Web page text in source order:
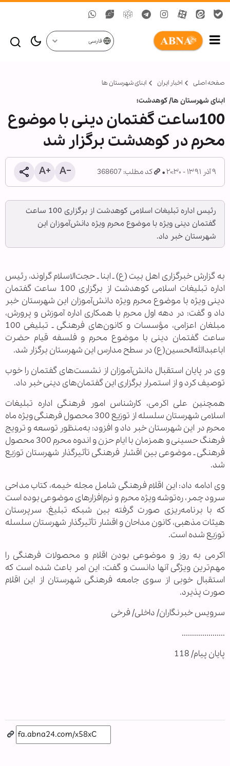
فارسی
صفحه اصلی اخبار ایران ابنای شهرستان ها
ابنای شهرستان ها/ کوهدشت؛
100ساعت گفتمان دينی با موضوع
محرم در كوهدشت برگزار شد
۹ آذر ۱۳۹۱ - ۲۰:۳۰ کد مطلب: 368607
رئيس اداره تبليغات اسلامی كوهدشت از برگزاری 100 ساعت
گفتمان دينی ویژه با موضوع محرم ويژه دانش‌آموزان اين
شهرستان خبر داد.
به گزارش خبرگزاری اهل بیت (ع) ـ ابنا ـ حجت‌الاسلام گراوند، رئيس
اداره تبليغات اسلامی كوهدشت از برگزاری 100 ساعت گفتمان
دينی ويژه با موضوع محرم ويژه دانش‌آموزان اين شهرستان خبر
داد و گفت: در دهه اول محرم با همكاری اداره آموزش و پرورش،
مبلغان اعزامی، مؤسسات و كانون‌های فرهنگی ـ تبليغی 100
ساعت گفتمان دينی با موضوع محرم و فلسفه قيام حضرت
ابا‌عبدالله‌الحسين(ع) در سطح مدارس اين شهرستان برگزار شد.
وی در پایان استقبال دانش‌آموزان از نشست‌های گفتمان را خوب
توصیف کرد و از استمرار برگزاری این گفتمان‌های دینی خبر داد.
همچنين علی اکرمی، کارشناس امور فرهنگی اداره تبلیغات
اسلامی شهرستان سلسله از توزیع 300 محصول فرهنگی ویژه ماه
محرم در این شهرستان خبر داد و افزود: به‌منظور توسعه و ترویج
فرهنگ حسینی و همزمان با ایام حزن و اندوه محرم 300 محصول
فرهنگی ـ موضوعی بین اقشار فرهنگی تأثیرگذار شهرستان توزیع
شد.
وی ادامه داد: این اقلام فرهنگی شامل مجله خیمه، کتاب مداحی
سرود چمر، ره‌‌توشه ویژه محرم و نرم‌افزارهای موضوعی بوده است
که با برنامه‌ریزی صورت گرفته ‌بین شبکه تبلیغ، سرپرستان
هیئات مذهبی، کانون مداحان و اقشار تأثیرگذار شهرستان سلسله
توزیع شده است.
اکرمی به روز و موضوعی بودن اقلام و محصولات فرهنگی را
مهم‌ترین ویژگی آنها دانست و گفت: این امر باعث شده است که
استقبال خوبی از سوی جامعه فرهنگی شهرستان از این اقلام
صورت پذیرد.
سرویس خبرنگاران/ داخلی/ فرخی
.....................
پایان پیام/ 118